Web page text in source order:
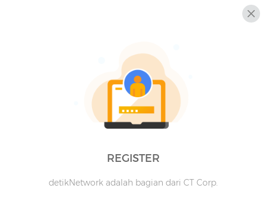
REGISTER
detikNetwork adalah bagian dari CT Corp.